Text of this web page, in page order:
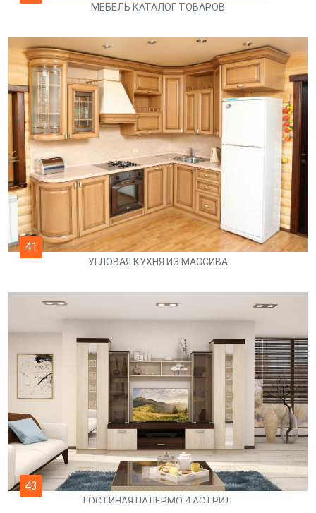
МЕБЕЛЬ КАТАЛОГ ТОВАРОВ
41
УГЛОВАЯ КУХНЯ ИЗ МАССИВА
43
ГОСТИНАЯ ПАЛЕРМО 4 АСТРИД